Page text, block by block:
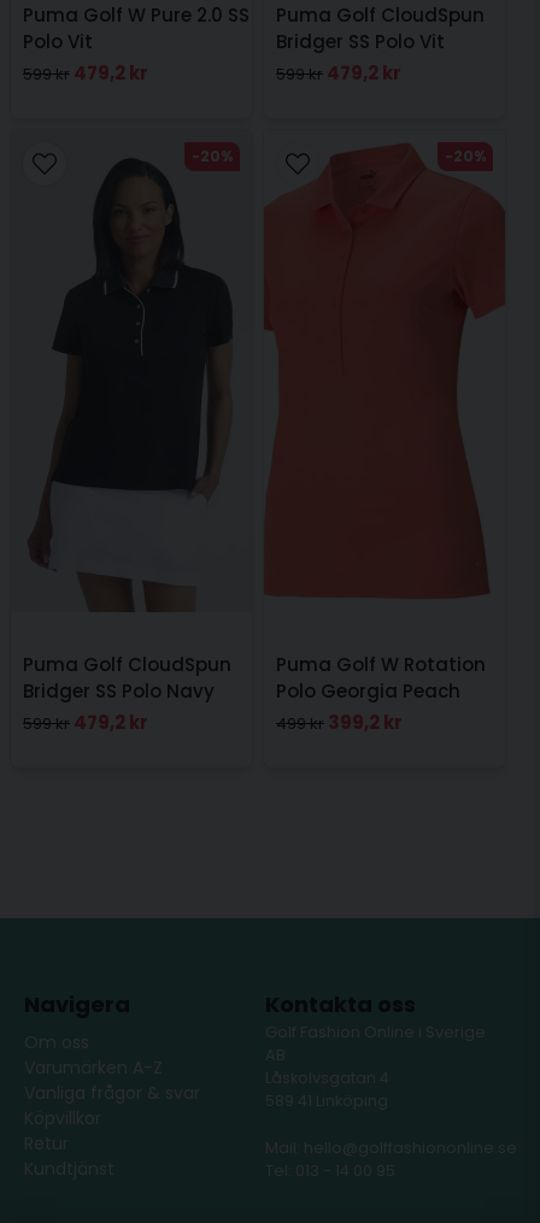
Puma Golf W Pure 2.0 SS
Polo Vit
599 kr 479,2 kr
Puma Golf CloudSpun
Bridger SS Polo Vit
599 kr 479,2 kr
Puma Golf CloudSpun
Bridger SS Polo Navy
599 kr 479,2 kr
-20%
Puma Golf W Rotation
Polo Georgia Peach
499 kr 399,2 kr
-20%
Om oss
Varumärken A-Z
Vanliga frågor & svar
Köpvillkor
Retur
Kundtjänst
Golf Fashion Online i Sverige
AB
Låskolvsgatan 4
589 41 Linköping
Mail: hello@golffashiononline.se
Tel: 013 - 14 00 95